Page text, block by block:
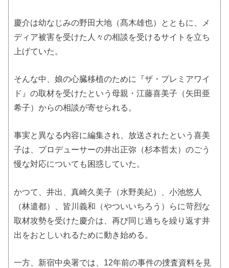
慶介は幼なじみの野田大地（髙木雄也）とともに、メ
ディア被害を受けた人々の相談を受けるサイトを立ち
上げていた。
そんな中、娘の心臓移植のために『ザ・プレミアワイ
ド』の取材を受けたという母親・江藤喜美子（矢田亜
希子）からの相談が寄せられる。
事実と異なる内容に編集され、放送されたという喜美
子は、プロデューサーの井出正弥（杉本哲太）のごう
慢な対応についても困惑していた。
かつて、井出、真崎久美子（水野美紀）、小池悠人
（林遣都）、皆川義和（やついいちろう）らに苛烈な
取材攻勢を受けた慶介は、再び同じ過ちを繰り返す井
出をおとしいれるために動き始める。
一方、新宿中央署では、12年前の事件の捜査資料を見